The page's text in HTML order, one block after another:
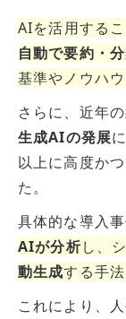
AIを活用するこ
自動で要約・
基準やノウハ
さらに、近年
生成AIの発展
以上に高度か
た。
具体的な導入事
AIが分析し、
動生成する手法
これにより、